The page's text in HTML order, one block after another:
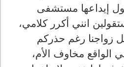
إيداعها مستشفى
انني أكرر كلامي،
زواجنا رغم حذركم
الواقع مخاوف الأم،